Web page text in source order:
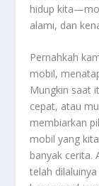
hidup
alami, dan
Pernahkah
mobil,
Mungkin saat
cepat, atau
membiarkan
mobil yang
banyak cerita.
telah